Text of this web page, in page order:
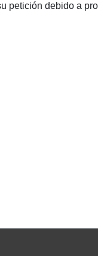
petición debido a